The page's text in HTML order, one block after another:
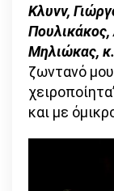
Κλυνν,
Μηλιώκας,
ζωντανό
και με